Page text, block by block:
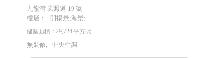
九龍灣 宏照道 19 號
樓層： | 開揚景;海景;
建築面積：29,724 平方呎
無裝修; | 中央空調